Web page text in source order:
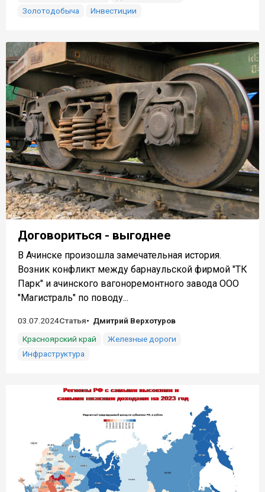
Золотодобыча
Инвестиции
Договориться - выгоднее
В Ачинске произошла замечательная история.
Возник конфликт между барнаульской фирмой "ТК
Парк" и ачинского вагоноремонтного завода ООО
"Магистраль" по поводу...
03.07.2024Статья
Дмитрий Верхотуров
Красноярский край
Железные дороги
Инфраструктура